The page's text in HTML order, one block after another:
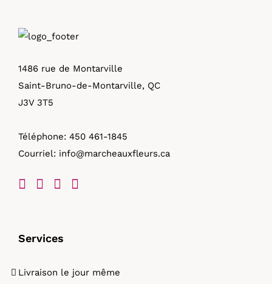
1486 rue de Montarville
Saint-Bruno-de-Montarville, QC
J3V 3T5
Téléphone: 450 461-1845
Courriel: info@marcheauxfleurs.ca
Services
Livraison le jour même